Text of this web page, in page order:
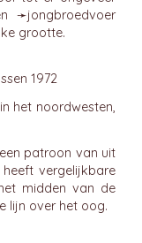
➛jongbroedvoer
grootte.
1972
het noordwesten,
patroon van uit
vergelijkbare
midden van de
lijn over het oog.